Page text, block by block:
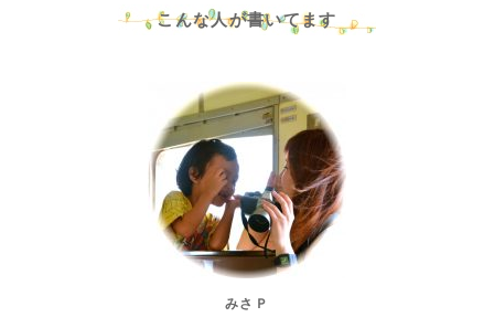
こんな人が書いてます
みさＰ